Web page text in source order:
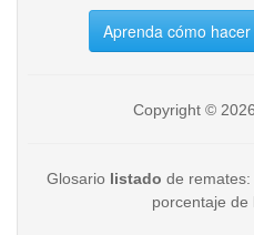
Aprenda cómo
Copyright ©
Glosario listado de
porcentaje de